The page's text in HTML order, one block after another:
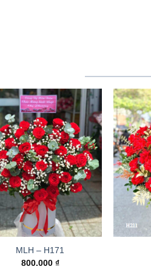
MLH – H171
800.000 ₫